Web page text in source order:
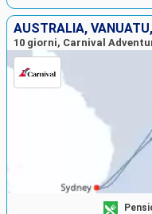
AUSTRALIA,
10 giorni, Carnival